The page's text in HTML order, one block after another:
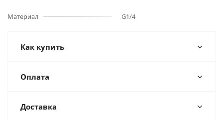
Материал G1/4
Как купить
Оплата
Доставка